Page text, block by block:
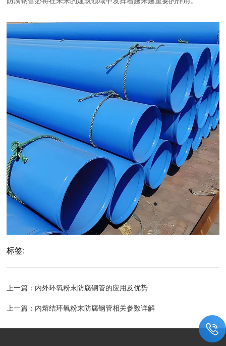
标签:
上一篇： 内外环氧粉末防腐钢管的应用及优势
上一篇： 内熔结环氧粉末防腐钢管相关参数详解